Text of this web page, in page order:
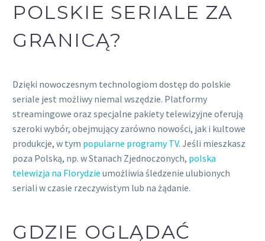
POLSKIE SERIALE ZA
GRANICĄ?
Dzięki nowoczesnym technologiom dostęp do polskie
seriale jest możliwy niemal wszędzie. Platformy
streamingowe oraz specjalne pakiety telewizyjne oferują
szeroki wybór, obejmujący zarówno nowości, jak i kultowe
produkcje, w tym popularne programy TV. Jeśli mieszkasz
poza Polską, np. w Stanach Zjednoczonych, polska
telewizja na Florydzie umożliwia śledzenie ulubionych
seriali w czasie rzeczywistym lub na żądanie.
GDZIE OGLĄDAĆ